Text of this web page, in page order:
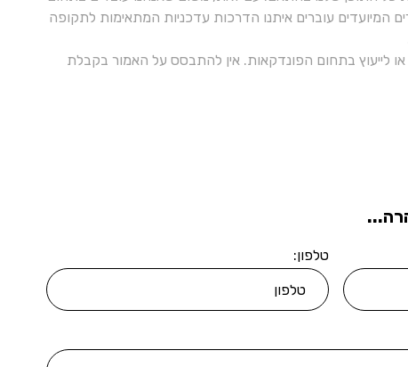
המיועדים עוברים איתנו הדרכות עדכניות המתאימות לתקופה
או לייעוץ בתחום הפונדקאות. אין להתבסס על האמור בקבלת
טלפון: